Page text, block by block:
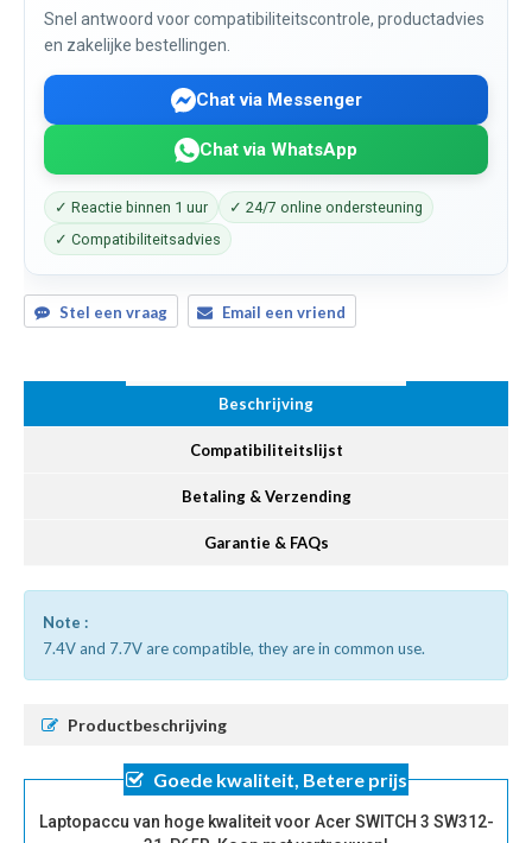
Snel antwoord voor compatibiliteitscontrole, productadvies
en zakelijke bestellingen.
Chat via Messenger
Chat via WhatsApp
✓ Reactie binnen 1 uur
✓ 24/7 online ondersteuning
✓ Compatibiliteitsadvies
Stel een vraag Email een vriend
Beschrijving
Compatibiliteitslijst
Betaling & Verzending
Garantie & FAQs
Note :
7.4V and 7.7V are compatible, they are in common use.
Productbeschrijving
Goede kwaliteit, Betere prijs
Laptopaccu van hoge kwaliteit voor Acer SWITCH 3 SW312-